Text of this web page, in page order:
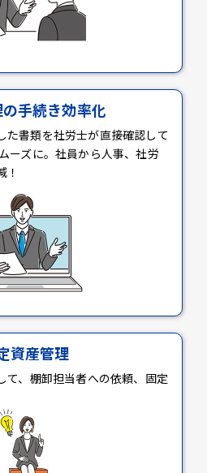
手続き効率化
た書類を社労士が直接確認して
ーズに。社員から人事、社労
資産管理
て、棚卸担当者への依頼、固定